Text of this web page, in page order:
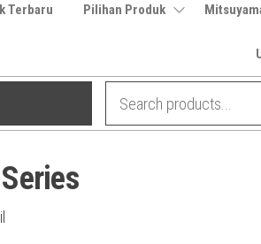
Terbaru Pilihan Produk